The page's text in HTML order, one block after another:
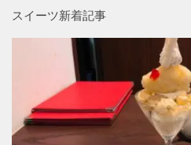
スイーツ新着記事